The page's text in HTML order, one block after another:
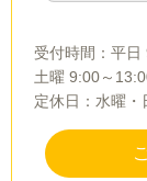
受付時間：平
土曜 9:00～
定休日：水曜・